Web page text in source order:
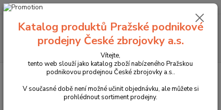
Menu
+420 225 375 800
Příslušenství, doplňky a náhradní díly Pro pistole
Katalog produktů Pražské podnikové
prodejny České zbrojovky a.s.
Vítejte,
tento web slouží jako katalog zboží nabízeného Pražskou
podnikovou prodejnou České zbrojovky a.s..
V současné době není možné učinit objednávku, ale můžete si
prohlédnout sortiment prodejny.